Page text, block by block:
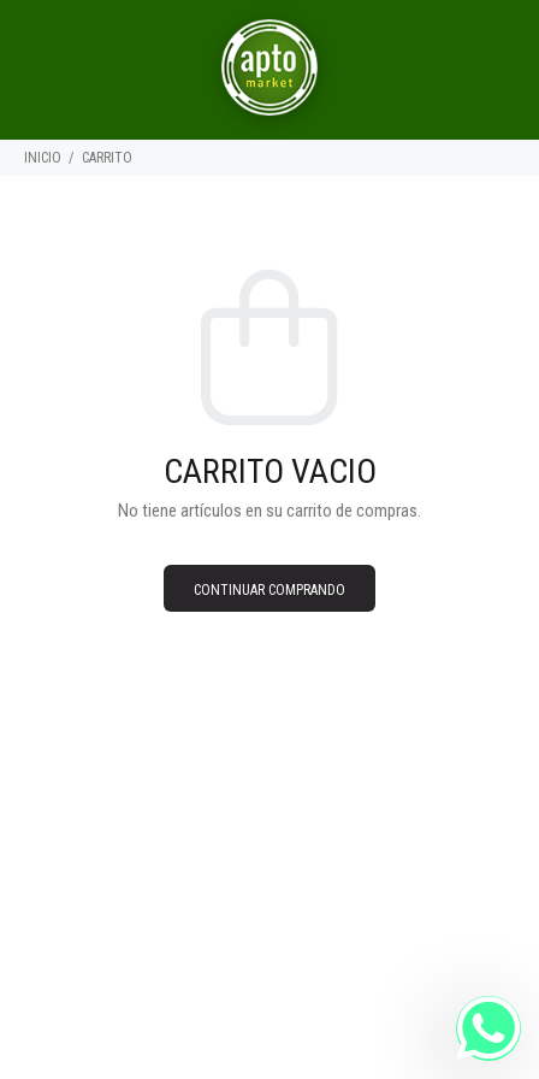
INICIO CARRITO
CARRITO VACIO
No tiene artículos en su carrito de compras.
CONTINUAR COMPRANDO